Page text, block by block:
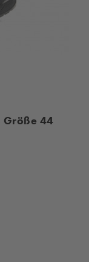
Größe 44